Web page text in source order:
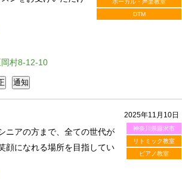
ボーカル・声楽教室
DTM
村8-12-10
2025年11月10日
神奈川県藤沢市
リトミック教室
ピアノ教室
ニアの方まで、全ての世代が
顔になれる場所を目指してい